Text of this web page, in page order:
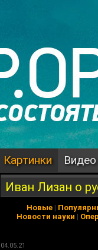
Картинки Видео
Иван Лизан о
Новые |
Новости науки |
04.05.21